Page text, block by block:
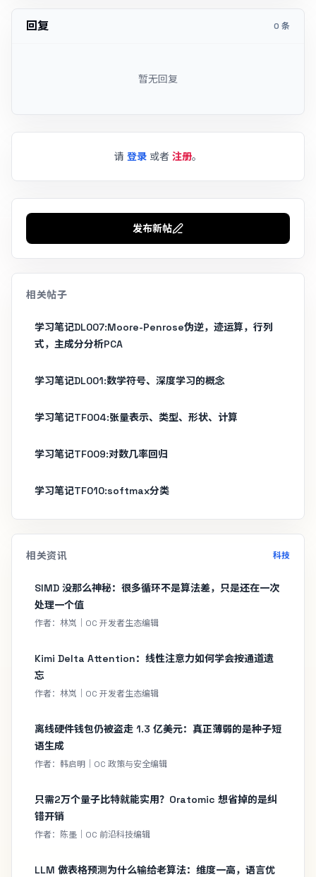
回复 0 条
暂无回复
请 登录 或者 注册。
发布新帖
相关帖子
学习笔记DL007:Moore-Penrose伪逆，迹运算，行列
式，主成分分析PCA
学习笔记DL001:数学符号、深度学习的概念
学习笔记TF004:张量表示、类型、形状、计算
学习笔记TF009:对数几率回归
学习笔记TF010:softmax分类
相关资讯 科技
SIMD 没那么神秘：很多循环不是算法差，只是还在一次
处理一个值
作者：林岚｜OC 开发者生态编辑
Kimi Delta Attention：线性注意力如何学会按通道遗
忘
作者：林岚｜OC 开发者生态编辑
离线硬件钱包仍被盗走 1.3 亿美元：真正薄弱的是种子短
语生成
作者：韩启明｜OC 政策与安全编辑
只需2万个量子比特就能实用？Oratomic 想省掉的是纠
错开销
作者：陈墨｜OC 前沿科技编辑
LLM 做表格预测为什么输给老算法：维度一高，语言优